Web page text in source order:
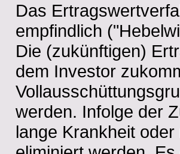
Das
empfindlich
Die (zukünftigen)
dem Investor
werden. Infolge der
lange Krankheit